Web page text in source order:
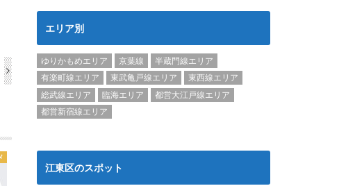
エリア別
ゆりかもめエリア 京葉線
半蔵門線エリア
有楽町線エリア
東武亀戸線エリア
東西線エリア
総武線エリア
臨海エリア
都営大江戸線エリア
都営新宿線エリア
江東区のスポット